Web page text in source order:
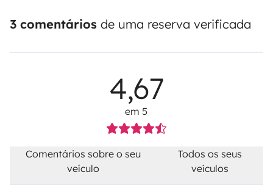
3 comentários de uma reserva verificada
4,67
em 5
Comentários sobre o seu
veículo
Todos os seus
veículos